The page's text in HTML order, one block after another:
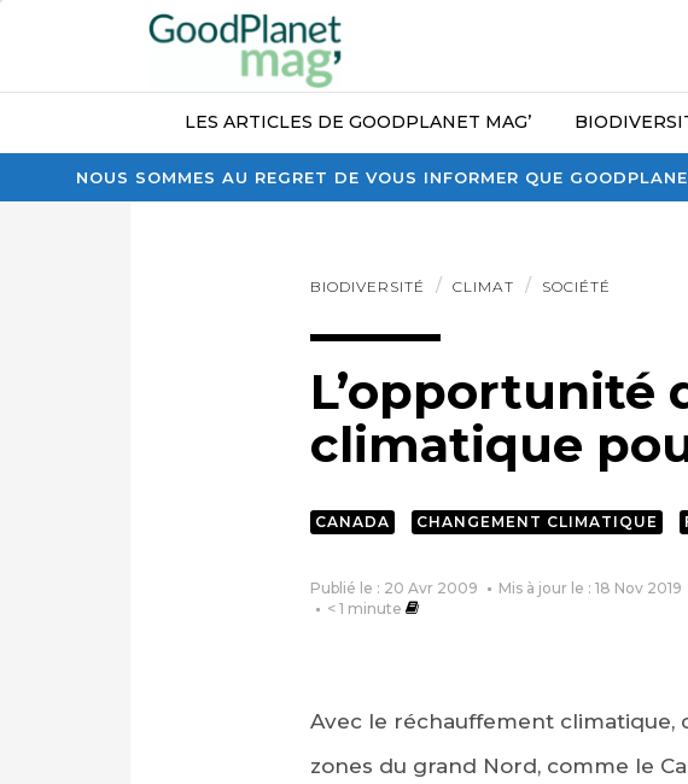
NOUS SOMMES AU REGRET DE VOUS INFORMER QUE
LES ARTICLES DE GOODPLANET MAG’
BIODIVERSITÉ CLIMAT SOCIÉTÉ
L’opportunité
climatique
CANADA CHANGEMENT CLIMATIQUE
Publié le : 20 Avr 2009
Mis à jour le : 18 Nov 2019
< 1 minute
Avec le réchauffement climatique,
zones du grand Nord, comme le